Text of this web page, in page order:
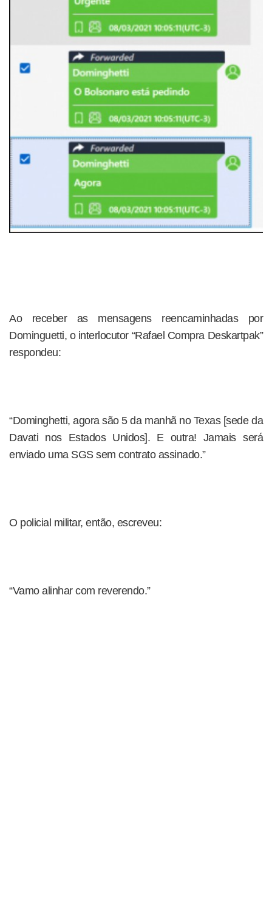
Ao receber as mensagens reencaminhadas por
Dominguetti, o interlocutor “Rafael Compra Deskartpak”
respondeu:
“Dominghetti, agora são 5 da manhã no Texas [sede da
Davati nos Estados Unidos]. E outra! Jamais será
enviado uma SGS sem contrato assinado.”
O policial militar, então, escreveu:
“Vamo alinhar com reverendo.”